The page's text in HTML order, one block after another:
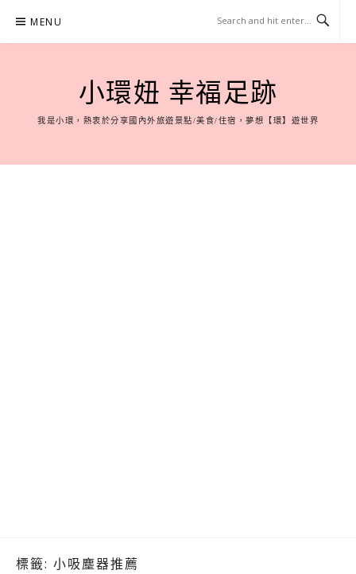
content
MENU
小環妞 幸福足跡
我是小環，熱衷於分享國內外旅遊景點/美食/住宿，夢想【環】遊世界
標籤: 小吸塵器推薦